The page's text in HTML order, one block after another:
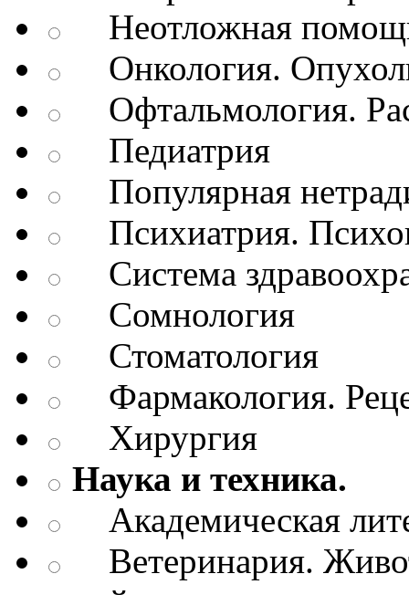
Неотложная
Онкология.
Офтальмология.
Педиатрия
Популярная
Психиатрия.
Система
Сомнология
Стоматология
Фармакология.
Хирургия
Наука и техника.
Академическая
Ветеринария.